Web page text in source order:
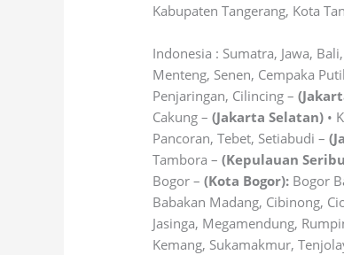
Kabupaten Tangerang, Kota
Indonesia : Sumatra, Jawa,
Menteng, Senen, Cempaka
Penjaringan, Cilincing –
Cakung –(Jakarta Selatan) •
Pancoran, Tebet, Setiabudi –
Tambora –(Kepulauan
Bogor –(Kota Bogor): Bogor
Babakan Madang, Cibinong,
Jasinga, Megamendung,
Kemang, Sukamakmur,